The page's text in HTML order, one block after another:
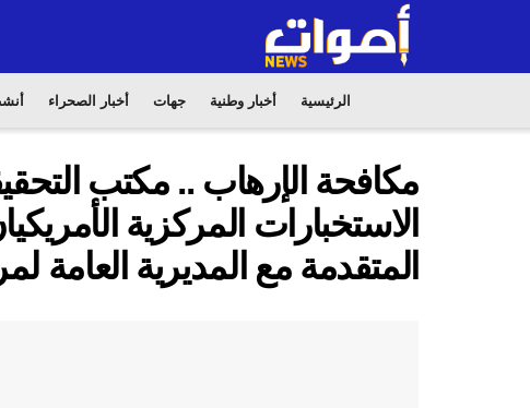
الرئيسية أخبار وطنية جهات أخبار الصحراء
مكافحة الإرهاب .. مكتب
الاستخبارات المركزية
المتقدمة مع المديرية العامة